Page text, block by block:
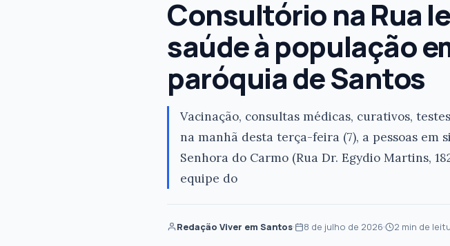
Consultório na Rua
saúde à população
paróquia de Santos
Vacinação, consultas médicas, curativos,
na manhã desta terça-feira (7), a pessoas em
Senhora do Carmo (Rua Dr. Egydio Martins,
equipe do
Redação Viver em Santos 8 de julho de 2026 2 min de